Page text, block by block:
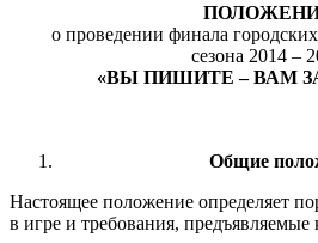
о проведении финала
сезона 2014 –
«ВЫ ПИШИТЕ – ВАМ
Общие
Настоящее положение определяет
в игре и требования, предъявляемые